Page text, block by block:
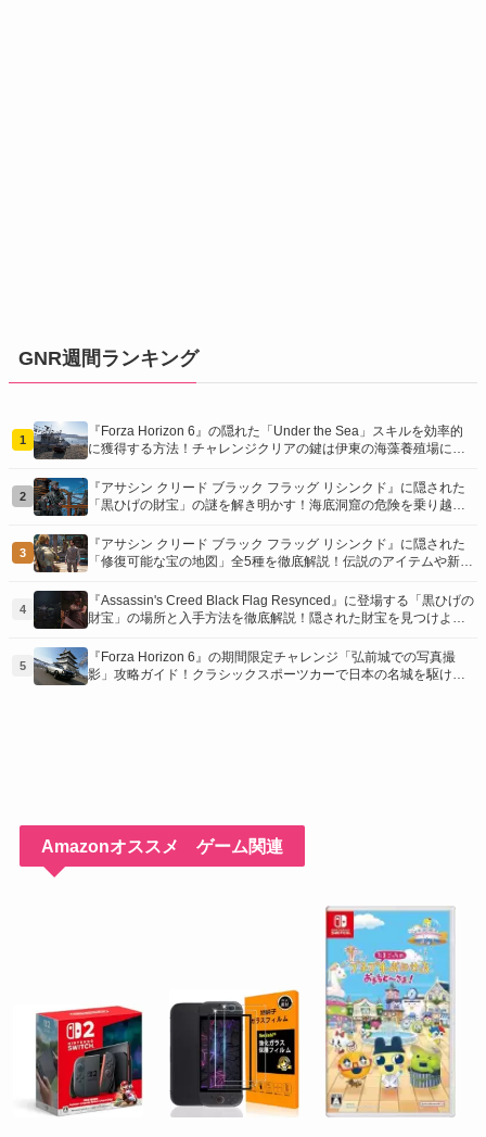
GNR週間ランキング
1
『Forza Horizon 6』の隠れた「Under the Sea」スキルを効率的
に獲得する方法！チャレンジクリアの鍵は伊東の海藻養殖場にあ
2
『アサシン クリード ブラック フラッグ リシンクド』に隠された
「黒ひげの財宝」の謎を解き明かす！海底洞窟の危険を乗り越
3
『アサシン クリード ブラック フラッグ リシンクド』に隠された
「修復可能な宝の地図」全5種を徹底解説！伝説のアイテムや新衣
介！
4
『Assassin's Creed Black Flag Resynced』に登場する「黒ひげの
財宝」の場所と入手方法を徹底解説！隠された財宝を見つけよ
5
『Forza Horizon 6』の期間限定チャレンジ「弘前城での写真撮
影」攻略ガイド！クラシックスポーツカーで日本の名城を駆け巡
Amazonオススメ ゲーム関連